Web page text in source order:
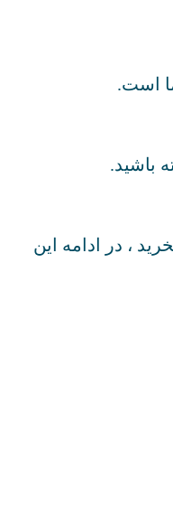
است.
باشید.
، در ادامه این